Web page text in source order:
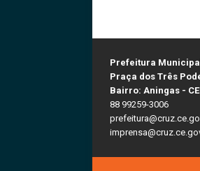
Prefeitura
Praça dos Três
Bairro: Aningas -
88 99259-3006